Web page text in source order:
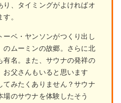
り、タイミングがよければオ
。
ーベ・ヤンソンがつくり出し
のムーミンの故郷。さらに北
有名。また、サウナの発祥の
お父さんもいると思います
てみたくありません？サウナ
のサウナを体験したそう